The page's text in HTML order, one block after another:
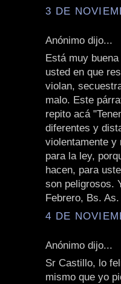
3 DE
Anónimo dijo...
Está muy
usted en que
violan,
malo. Este
repito acá
diferentes y
violentamente y
para la ley,
hacen, para
son peligrosos.
Febrero, Bs. As.
4 DE
Anónimo dijo...
Sr Castillo, lo
mismo que yo